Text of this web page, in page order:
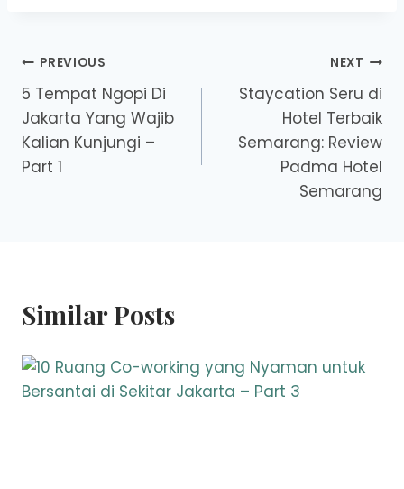
Post
navigation
PREVIOUS
5 Tempat Ngopi Di
Jakarta Yang Wajib
Kalian Kunjungi –
Part 1
NEXT
Staycation Seru di
Hotel Terbaik
Semarang: Review
Padma Hotel
Semarang
Similar Posts